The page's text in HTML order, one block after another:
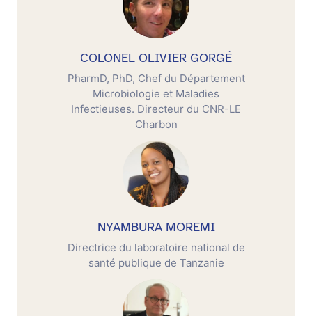
COLONEL OLIVIER GORGÉ
PharmD, PhD, Chef du Département
Microbiologie et Maladies
Infectieuses. Directeur du CNR-LE
Charbon
NYAMBURA MOREMI
Directrice du laboratoire national de
santé publique de Tanzanie